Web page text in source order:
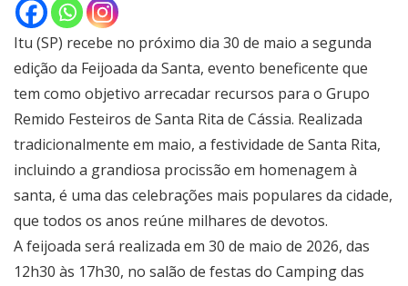
Itu (SP) recebe no próximo dia 30 de maio a segunda
edição da Feijoada da Santa, evento beneficente que
tem como objetivo arrecadar recursos para o Grupo
Remido Festeiros de Santa Rita de Cássia. Realizada
tradicionalmente em maio, a festividade de Santa Rita,
incluindo a grandiosa procissão em homenagem à
santa, é uma das celebrações mais populares da cidade,
que todos os anos reúne milhares de devotos.
A feijoada será realizada em 30 de maio de 2026, das
12h30 às 17h30, no salão de festas do Camping das